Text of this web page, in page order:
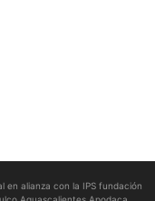
en alianza con la IPS fundación